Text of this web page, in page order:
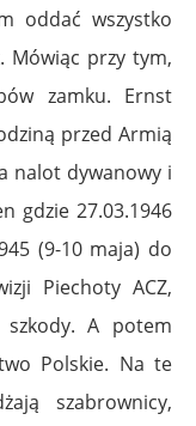
oddać wszystko
Mówiąc przy tym,
zamku. Ernst
przed Armią
nalot dywanowy i
gdzie 27.03.1946
(9-10 maja) do
Piechoty ACZ,
A potem
Polskie. Na te
szabrownicy,